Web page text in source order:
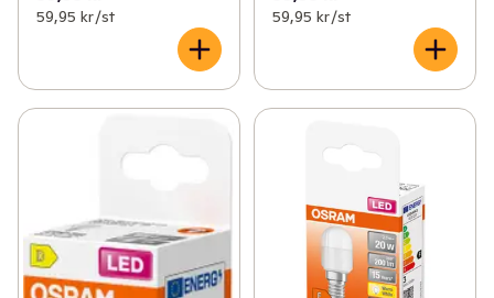
59,95 kr /st 59,95 kr /st